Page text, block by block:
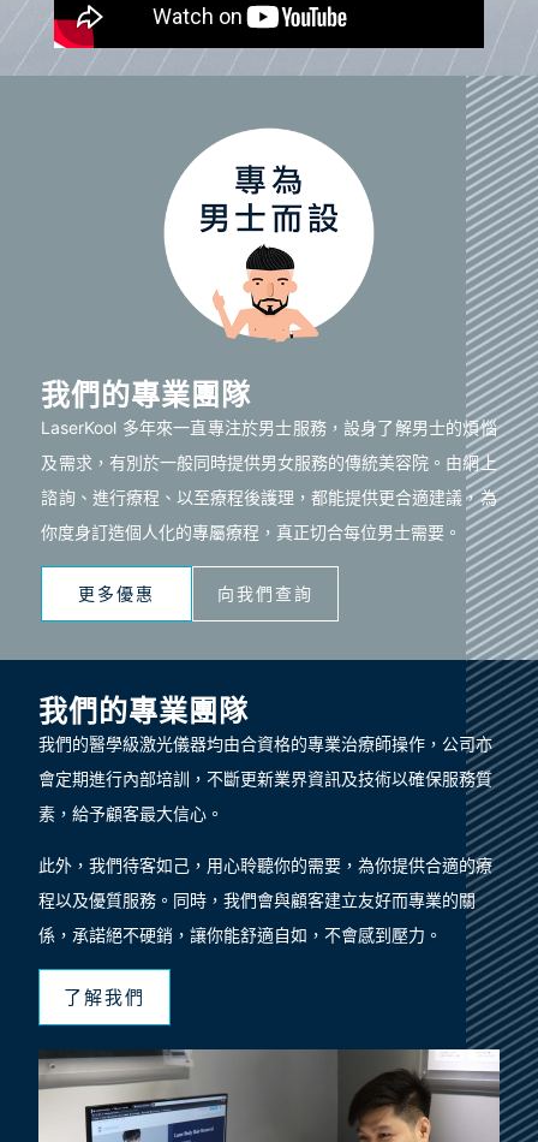
我們的專業團隊
LaserKool 多年來一直專注於男士服務，設身了解男士的煩惱
及需求，有別於一般同時提供男女服務的傳統美容院。由網上
諮詢、進行療程、以至療程後護理，都能提供更合適建議，為
你度身訂造個人化的專屬療程，真正切合每位男士需要。
更多優惠 向我們查詢
我們的專業團隊
我們的醫學級激光儀器均由合資格的專業治療師操作，公司亦
會定期進行內部培訓，不斷更新業界資訊及技術以確保服務質
素，給予顧客最大信心。
此外，我們待客如己，用心聆聽你的需要，為你提供合適的療
程以及優質服務。同時，我們會與顧客建立友好而專業的關
係，承諾絕不硬銷，讓你能舒適自如，不會感到壓力。
了解我們